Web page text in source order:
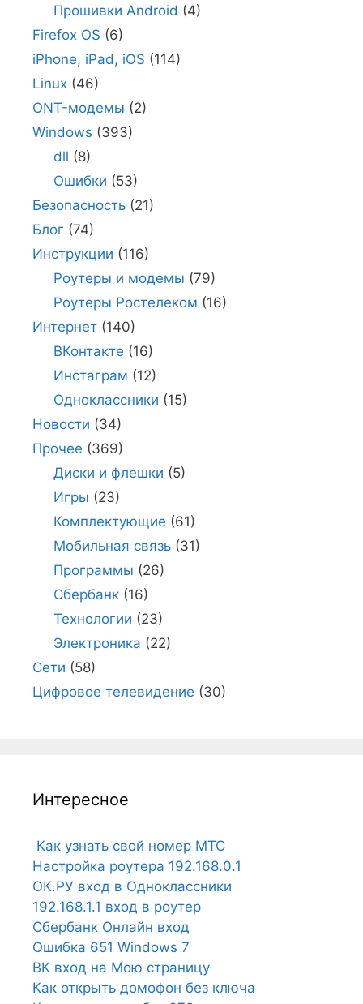
Прошивки Android (4)
Firefox OS (6)
iPhone, iPad, iOS (114)
Linux (46)
ONT-модемы (2)
Windows (393)
dll (8)
Ошибки (53)
Безопасность (21)
Блог (74)
Инструкции (116)
Роутеры и модемы (79)
Роутеры Ростелеком (16)
Интернет (140)
ВКонтакте (16)
Инстаграм (12)
Одноклассники (15)
Новости (34)
Прочее (369)
Диски и флешки (5)
Игры (23)
Комплектующие (61)
Мобильная связь(31)
Программы (26)
Сбербанк(16)
Технологии (23)
Электроника (22)
Сети (58)
Цифровое телевидение (30)
Интересное
Как узнать свой номер МТС
Настройка роутера 192.168.0.1
ОК.РУ вход в Одноклассники
192.168.1.1 вход в роутер
Сбербанк Онлайн вход
Ошибка 651 Windows 7
ВК вход на Мою страницу
Как открыть домофон без ключа